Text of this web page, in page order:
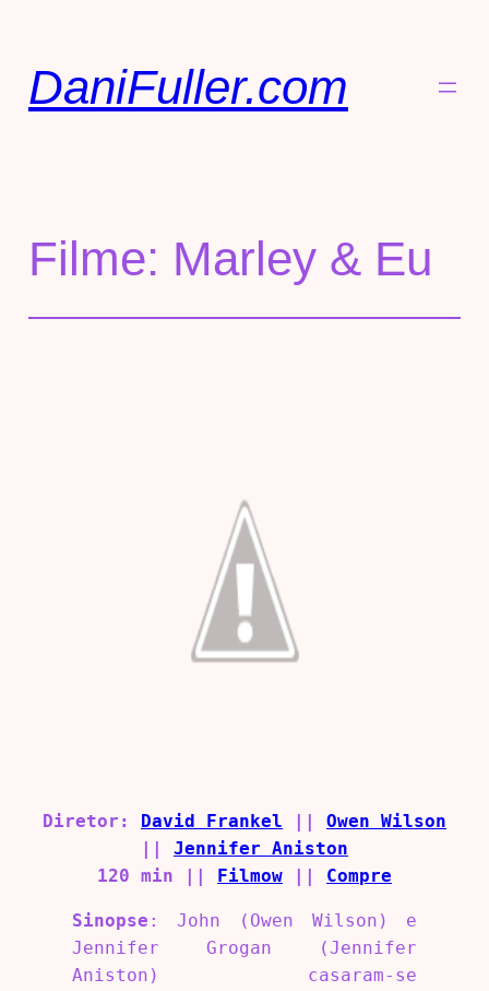
DaniFuller.com
Filme: Marley & Eu
Diretor: David Frankel
Owen Wilson
Jennifer Aniston
120 min ||
Filmow Compre
Sinopse : John (Owen Wilson) e
Jennifer Grogan (Jennifer
Aniston) casaram-se